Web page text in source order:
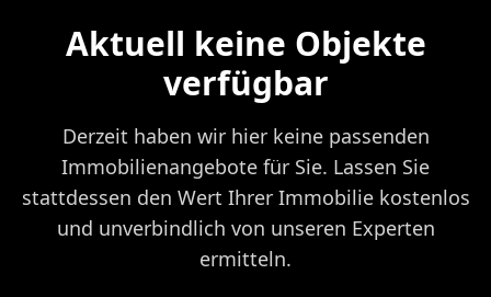
Aktuell keine Objekte
verfügbar
Derzeit haben wir hier keine passenden
Immobilienangebote für Sie. Lassen Sie
stattdessen den Wert Ihrer Immobilie kostenlos
und unverbindlich von unseren Experten
ermitteln.